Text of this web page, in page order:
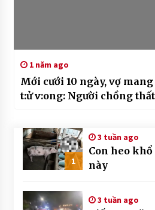
1 năm ago
Mới cưới 10 ngày, vợ
t:ử v:ong: Người chồng
1
3 tuần ago
Con heo
này
3 tuần ago